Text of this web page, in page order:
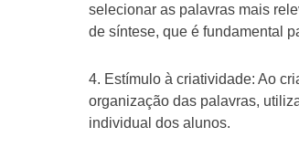
selecionar as palavras mais
de síntese, que é fundamental
4. Estímulo à criatividade: Ao
organização das palavras,
individual dos alunos.